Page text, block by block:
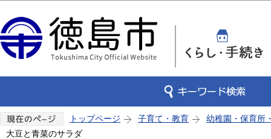
トップページ 子育て・教育
幼稚園・保育所
大豆と青菜のサラダ